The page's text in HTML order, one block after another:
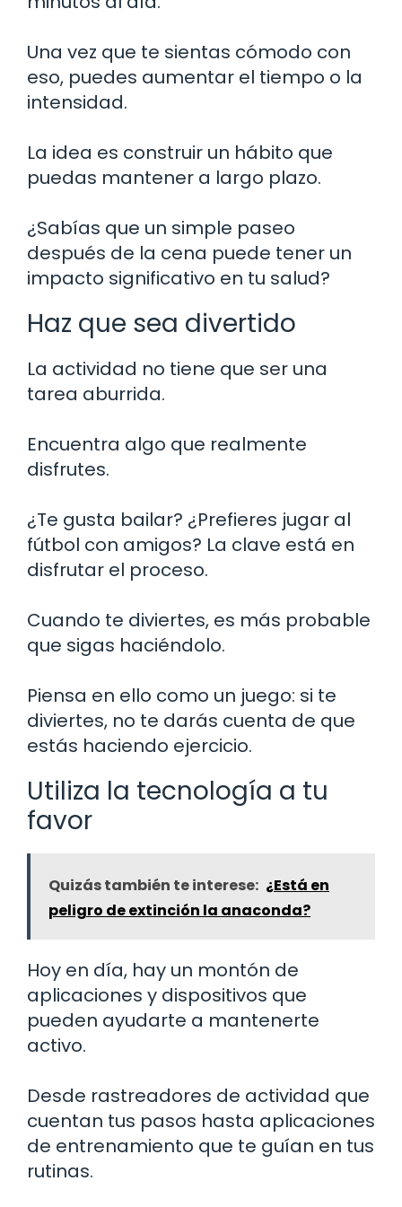
Una vez que te sientas cómodo con
eso, puedes aumentar el tiempo o la
intensidad.
La idea es construir un hábito que
puedas mantener a largo plazo.
¿Sabías que un simple paseo
después de la cena puede tener un
impacto significativo en tu salud?
Haz que sea divertido
La actividad no tiene que ser una
tarea aburrida.
Encuentra algo que realmente
disfrutes.
¿Te gusta bailar? ¿Prefieres jugar al
fútbol con amigos? La clave está en
disfrutar el proceso.
Cuando te diviertes, es más probable
que sigas haciéndolo.
Piensa en ello como un juego: si te
diviertes, no te darás cuenta de que
estás haciendo ejercicio.
Utiliza la tecnología a tu
favor
Quizás también te interese: ¿Está en
peligro de extinción la anaconda?
Hoy en día, hay un montón de
aplicaciones y dispositivos que
pueden ayudarte a mantenerte
activo.
Desde rastreadores de actividad que
cuentan tus pasos hasta aplicaciones
de entrenamiento que te guían en tus
rutinas.